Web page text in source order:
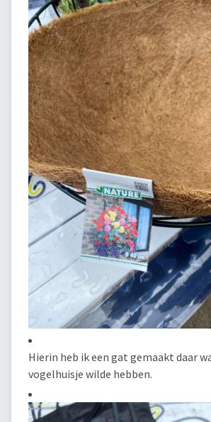
Hierin heb ik een gat gemaakt daar
vogelhuisje wilde hebben.